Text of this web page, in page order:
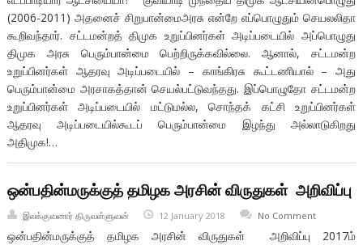
(2006-2011) அதனைச் சிறுபான்மைஅரசு என்றே எப்பொழுதும் செயலலிதா
கூறிவந்தார். சட்டமன்றத் திமுக உறுப்பினர்கள் அடிப்படையில் அப்பொழுது
திமுக அரசு பெரும்பான்மை பெற்றிருக்கவில்லை. ஆனால், சட்டமன்ற
உறுப்பினர்கள் ஆதரவு அடிப்படையில் – காங்கிரசு கூட்டணியால் – அது
பெரும்பான்மை அரசாகத்தான் செயல்பட்டுவந்தது. இப்பொழுதோ சட்டமன்ற
உறுப்பினர்கள் அடிப்படையில் மட்டுமல்ல, சொந்தக் கட்சி உறுப்பினர்கள்
ஆதரவு அடிப்படையில்கூடப் பெரும்பான்மை இழந்து அல்லாடுகிறது
அதிமுக!…
ஒன்பதின்மருக்குத் தமிழக அரசின் விருதுகள் அறிவிப்பு
இலக்குவனார் திருவள்ளுவன் 12 January 2018 No Comment
ஒன்பதின்மருக்குத் தமிழக அரசின் விருதுகள் அறிவிப்பு 2017ம்